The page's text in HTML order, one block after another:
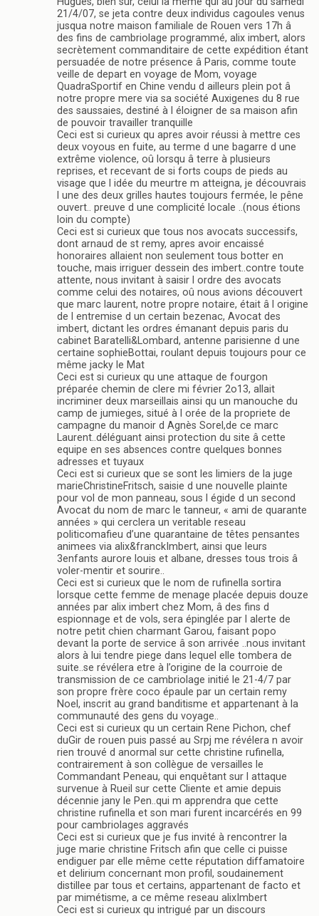
21/4/07, se jeta contre deux individus cagoules venus
jusqua notre maison familiale de Rouen vers 17h â
des fins de cambriolage programmé, alix imbert, alors
secrètement commanditaire de cette expédition étant
persuadée de notre présence â Paris, comme toute
veille de depart en voyage de Mom, voyage
QuadraSportif en Chine vendu d ailleurs plein pot â
notre propre mere via sa société Auxigenes du 8 rue
des saussaies, destiné à l éloigner de sa maison afin
de pouvoir travailler tranquille
Ceci est si curieux qu apres avoir réussi à mettre ces
deux voyous en fuite, au terme d une bagarre d une
extrême violence, oû lorsqu â terre à plusieurs
reprises, et recevant de si forts coups de pieds au
visage que l idée du meurtre m atteigna, je découvrais
l une des deux grilles hautes toujours fermée, le pêne
ouvert.. preuve d une complicité locale ..(nous étions
loin du compte)
Ceci est si curieux que tous nos avocats successifs,
dont arnaud de st remy, apres avoir encaissé
honoraires allaient non seulement tous botter en
touche, mais irriguer dessein des imbert..contre toute
attente, nous invitant à saisir l ordre des avocats
comme celui des notaires, oû nous avions découvert
que marc laurent, notre propre notaire, était â l origine
de l entremise d un certain bezenac, Avocat des
imbert, dictant les ordres émanant depuis paris du
cabinet Baratelli&Lombard, antenne parisienne d une
certaine sophieBottai, roulant depuis toujours pour ce
même jacky le Mat
Ceci est si curieux qu une attaque de fourgon
préparée chemin de clere mi février 2o13, allait
incriminer deux marseillais ainsi qu un manouche du
camp de jumieges, situé à l orée de la propriete de
campagne du manoir d Agnès Sorel,de ce marc
Laurent..déléguant ainsi protection du site â cette
equipe en ses absences contre quelques bonnes
adresses et tuyaux
Ceci est si curieux que se sont les limiers de la juge
marieChristineFritsch, saisie d une nouvelle plainte
pour vol de mon panneau, sous l égide d un second
Avocat du nom de marc le tanneur, « ami de quarante
années » qui cerclera un veritable reseau
politicomafieu d’une quarantaine de têtes pensantes
animees via alix&franckImbert, ainsi que leurs
3enfants aurore louis et albane, dresses tous trois â
voler-mentir et sourire..
Ceci est si curieux que le nom de rufinella sortira
lorsque cette femme de menage placée depuis douze
années par alix imbert chez Mom, â des fins d
espionnage et de vols, sera épinglée par l alerte de
notre petit chien charmant Garou, faisant popo
devant la porte de service â son arrivée ..nous invitant
alors à lui tendre piege dans lequel elle tombera de
suite..se révélera etre à l’origine de la courroie de
transmission de ce cambriolage initié le 21-4/7 par
son propre frère coco épaule par un certain remy
Noel, inscrit au grand banditisme et appartenant à la
communauté des gens du voyage..
Ceci est si curieux qu un certain Rene Pichon, chef
duGir de rouen puis passé au Srpj me révélera n avoir
rien trouvé d anormal sur cette christine rufinella,
contrairement à son collègue de versailles le
Commandant Peneau, qui enquêtant sur l attaque
survenue à Rueil sur cette Cliente et amie depuis
décennie jany le Pen..qui m apprendra que cette
christine rufinella et son mari furent incarcérés en 99
pour cambriolages aggravés
Ceci est si curieux que je fus invité à rencontrer la
juge marie christine Fritsch afin que celle ci puisse
endiguer par elle même cette réputation diffamatoire
et delirium concernant mon profil, soudainement
distillee par tous et certains, appartenant de facto et
par mimétisme, a ce même reseau alixImbert
Ceci est si curieux qu intrigué par un discours